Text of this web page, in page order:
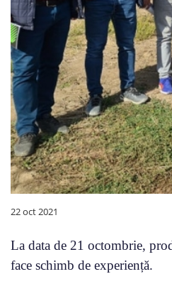
22 oct 2021
La data de 21 octombrie,
face schimb de experiență.